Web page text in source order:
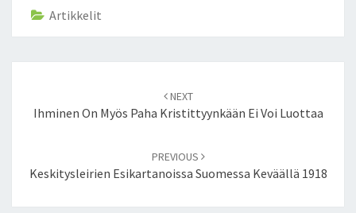
Artikkelit
navigation
NEXT
Ihminen On Myös Paha Kristittyynkään Ei Voi Luottaa
PREVIOUS
Keskitysleirien Esikartanoissa Suomessa Keväällä 1918